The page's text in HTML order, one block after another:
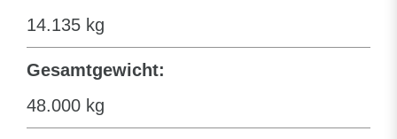
14.135 kg
Gesamtgewicht:
48.000 kg